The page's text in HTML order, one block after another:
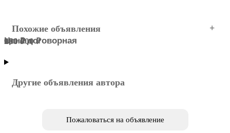
Похожие объявления
Цена договорная
200 ₽
980 ₽
150 000 ₽
600 ₽
Другие объявления автора
Пожаловаться на объявление